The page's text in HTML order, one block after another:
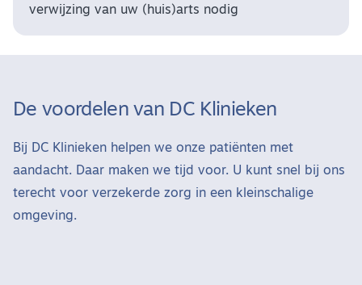
verwijzing van uw (huis)arts nodig
De voordelen van DC Klinieken
Bij DC Klinieken helpen we onze patiënten met
aandacht. Daar maken we tijd voor. U kunt snel bij ons
terecht voor verzekerde zorg in een kleinschalige
omgeving.